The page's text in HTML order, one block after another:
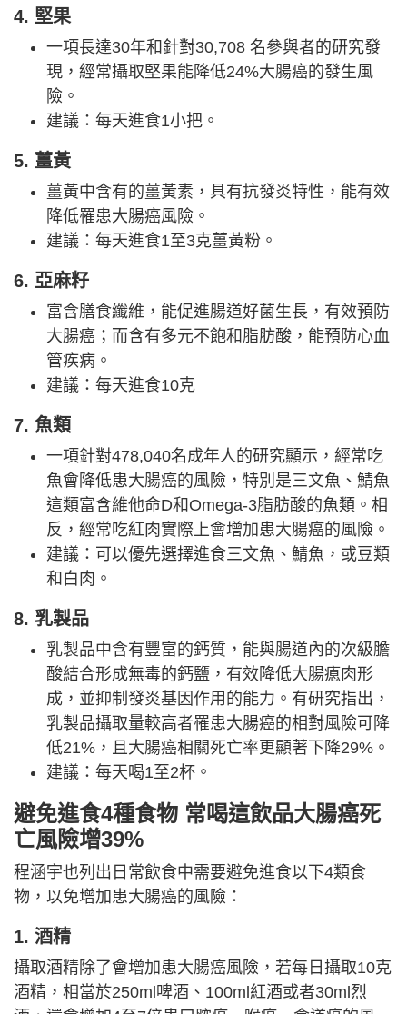
4. 堅果
一項長達30年和針對30,708 名參與者的研究發
現，經常攝取堅果能降低24%大腸癌的發生風
險。
建議：每天進食1小把。
5. 薑黃
薑黃中含有的薑黃素，具有抗發炎特性，能有效
降低罹患大腸癌風險。
建議：每天進食1至3克薑黃粉。
6. 亞麻籽
富含膳食纖維，能促進腸道好菌生長，有效預防
大腸癌；而含有多元不飽和脂肪酸，能預防心血
管疾病。
建議：每天進食10克
7. 魚類
一項針對478,040名成年人的研究顯示，經常吃
魚會降低患大腸癌的風險，特別是三文魚、鯖魚
這類富含維他命D和Omega-3脂肪酸的魚類。相
反，經常吃紅肉實際上會增加患大腸癌的風險。
建議：可以優先選擇進食三文魚、鯖魚，或豆類
和白肉。
8. 乳製品
乳製品中含有豐富的鈣質，能與腸道內的次級膽
酸結合形成無毒的鈣鹽，有效降低大腸瘜肉形
成，並抑制發炎基因作用的能力。有研究指出，
乳製品攝取量較高者罹患大腸癌的相對風險可降
低21%，且大腸癌相關死亡率更顯著下降29%。
建議：每天喝1至2杯。
避免進食4種食物 常喝這飲品大腸癌死
亡風險增39%
程涵宇也列出日常飲食中需要避免進食以下4類食
物，以免增加患大腸癌的風險：
1. 酒精
攝取酒精除了會增加患大腸癌風險，若每日攝取10克
酒精，相當於250ml啤酒、100ml紅酒或者30ml烈